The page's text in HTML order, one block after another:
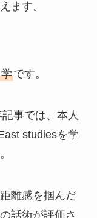
ます。
です。
事では、本人
studiesを学
離感を掴んだ
話術が評価さ